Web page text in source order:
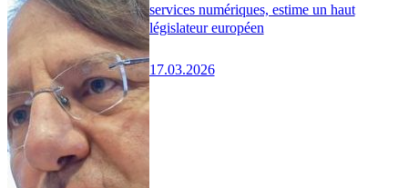
services numériques, estime un haut
législateur européen
17.03.2026